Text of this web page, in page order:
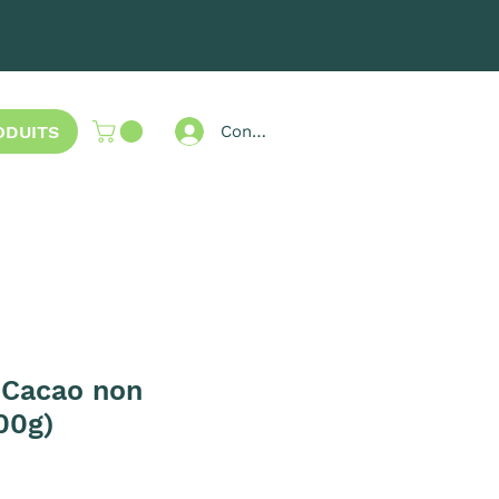
Connexion
non